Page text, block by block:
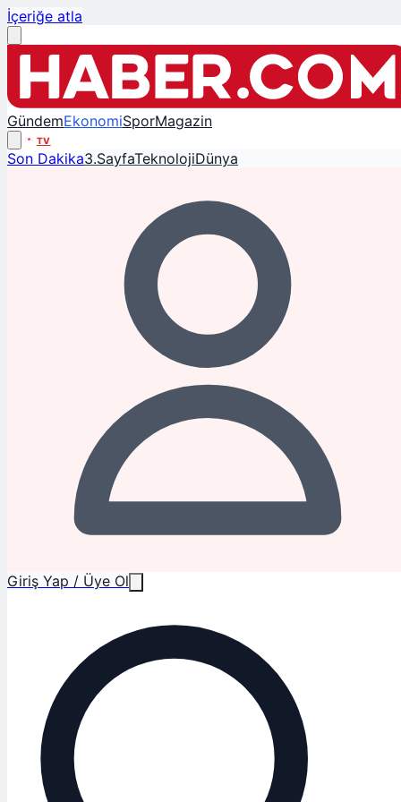
İçeriğe atla
GündemEkonomiSporMagazin
TV
Son Dakika3.SayfaTeknolojiDünya
Giriş Yap / Üye Ol